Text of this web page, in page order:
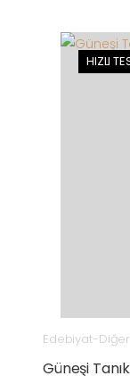
HIZLI
Edebiyat-Diğer
Güneşi